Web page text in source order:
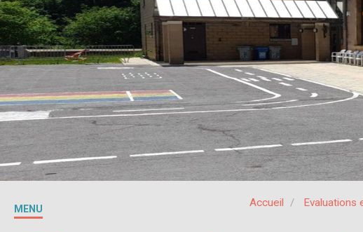
Accueil Evaluations
MENU